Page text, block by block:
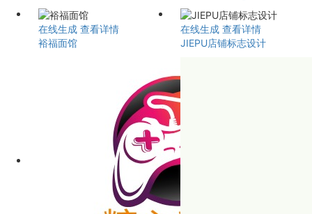
在线生成 查看详情
裕福面馆
在线生成 查看详情
JIEPU店铺标志设计